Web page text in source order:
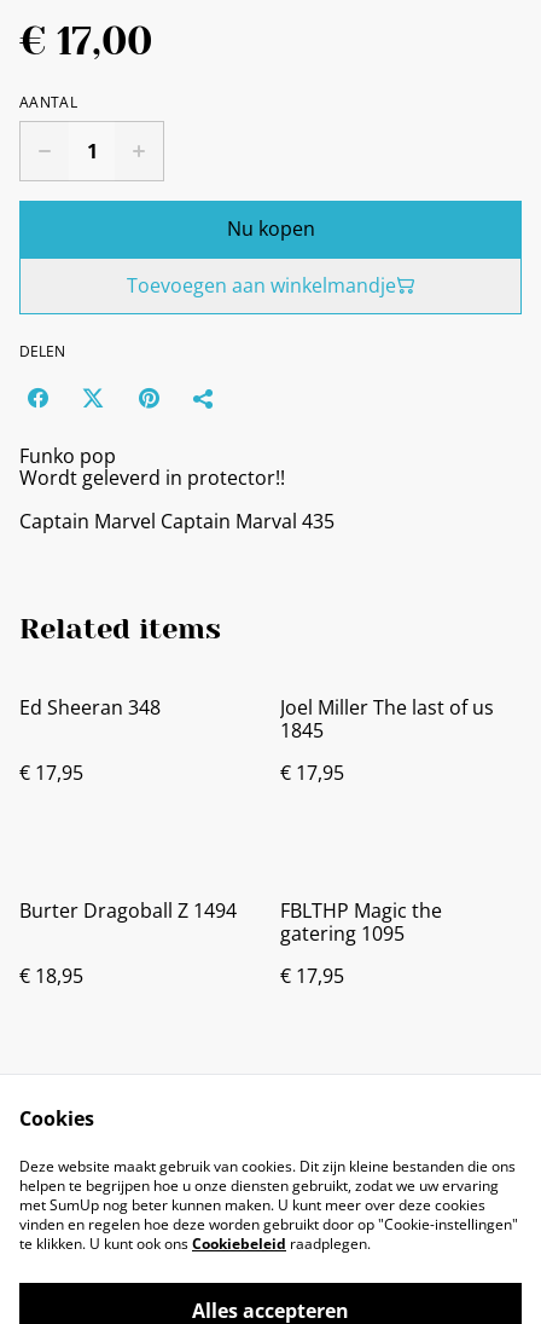
€ 17,00
AANTAL
Nu kopen
Toevoegen aan winkelmandje
DELEN
Funko pop
Wordt geleverd in protector!!
Captain Marvel Captain Marval 435
Related items
Ed Sheeran 348
€ 17,95
Joel Miller The last of us
1845
€ 17,95
Burter Dragoball Z 1494
€ 18,95
FBLTHP Magic the
gatering 1095
€ 17,95
Cookies
Deze website maakt gebruik van cookies. Dit zijn kleine bestanden die ons
helpen te begrijpen hoe u onze diensten gebruikt, zodat we uw ervaring
met SumUp nog beter kunnen maken. U kunt meer over deze cookies
vinden en regelen hoe deze worden gebruikt door op "Cookie-instellingen"
te klikken. U kunt ook onsCookiebeleid raadplegen.
Alles accepteren